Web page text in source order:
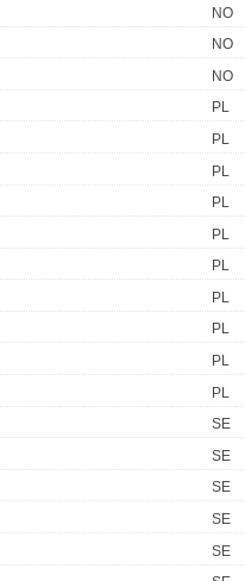
NO
NO
NO
PL
PL
PL
PL
PL
PL
PL
PL
PL
PL
SE
SE
SE
SE
SE